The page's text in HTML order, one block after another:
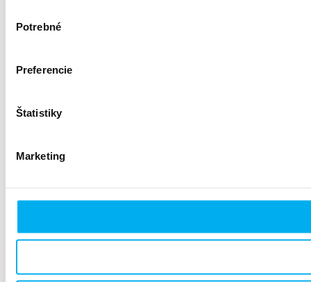
súhlasu
Potrebné
Preferencie
Štatistiky
Marketing